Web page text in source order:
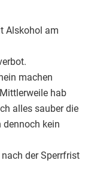
Alskohol am
machen
hab
alles sauber die
dennoch kein
der Sperrfrist